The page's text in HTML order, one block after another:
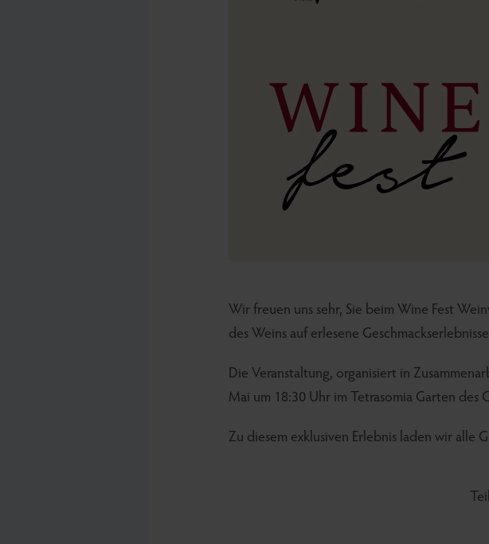
Wir freuen uns sehr, Sie beim Wine Fest
des Weins auf erlesene
Die Veranstaltung, organisiert in
Mai um 18:30 Uhr im Tetrasomia Garten des
Zu diesem exklusiven Erlebnis laden wir alle